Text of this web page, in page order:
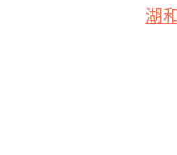
湖